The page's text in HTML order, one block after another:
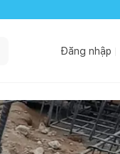
Đăng nhập